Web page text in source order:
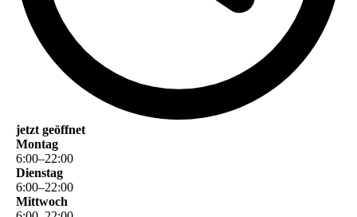
jetzt geöffnet
Montag
6:00–22:00
Dienstag
6:00–22:00
Mittwoch